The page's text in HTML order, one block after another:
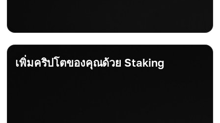
เพิ่มคริปโตของคุณด้วย Staking